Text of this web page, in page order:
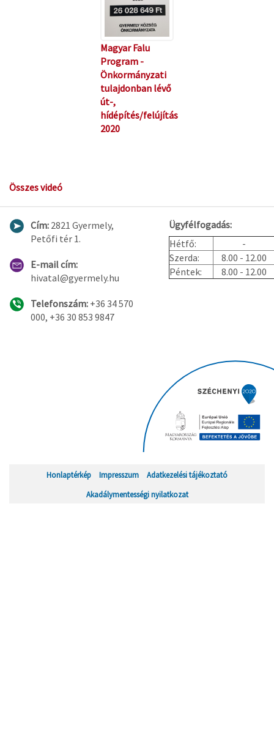
Magyar Falu
Program -
Önkormányzati
tulajdonban lévő
út-,
hídépítés/felújítás
2020
Összes videó
Cím: 2821 Gyermely,
Petőfi tér 1.
E-mail cím:
hivatal@gyermely.hu
Telefonszám: +36 34 570
000, +36 30 853 9847
Ügyfélfogadás:
Hétfő:
-
Szerda:
8.00 - 12.00
Péntek:
8.00 - 12.00
Honlaptérkép Impresszum
Adatkezelési tájékoztató
Akadálymentességi nyilatkozat